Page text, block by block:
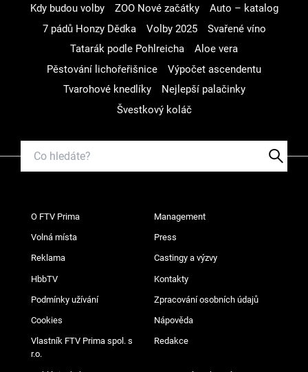
Kdy budou volby
ZOO Nové začátky
Auto – katalog
7 pádů Honzy Dědka
Volby 2025
Svařené víno
Tatarák podle Pohlreicha
Aloe vera
Pěstování lichořeřišnice
Výpočet ascendentu
Tvarohové knedlíky
Nejlepší palačinky
Švestkový koláč
O FTV Prima Management
Volná místa Press
Reklama Castingy a výzvy
HbbTV Kontakty
Podmínky užívání Zpracování osobních údajů
Cookies Nápověda
Vlastník FTV Prima spol. s
r.o.
Redakce